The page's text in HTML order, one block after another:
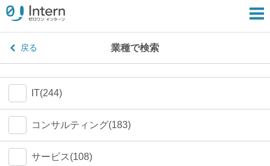
戻る 業種で検索
IT(244)
コンサルティング(183)
サービス(108)